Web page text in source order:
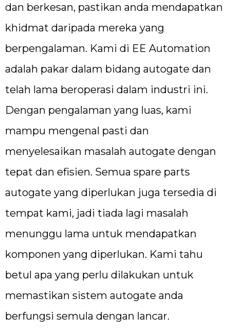
dan berkesan, pastikan anda mendapatkan
khidmat daripada mereka yang
berpengalaman. Kami di EE Automation
adalah pakar dalam bidang autogate dan
telah lama beroperasi dalam industri ini.
Dengan pengalaman yang luas, kami
mampu mengenal pasti dan
menyelesaikan masalah autogate dengan
tepat dan efisien. Semua spare parts
autogate yang diperlukan juga tersedia di
tempat kami, jadi tiada lagi masalah
menunggu lama untuk mendapatkan
komponen yang diperlukan. Kami tahu
betul apa yang perlu dilakukan untuk
memastikan sistem autogate anda
berfungsi semula dengan lancar.